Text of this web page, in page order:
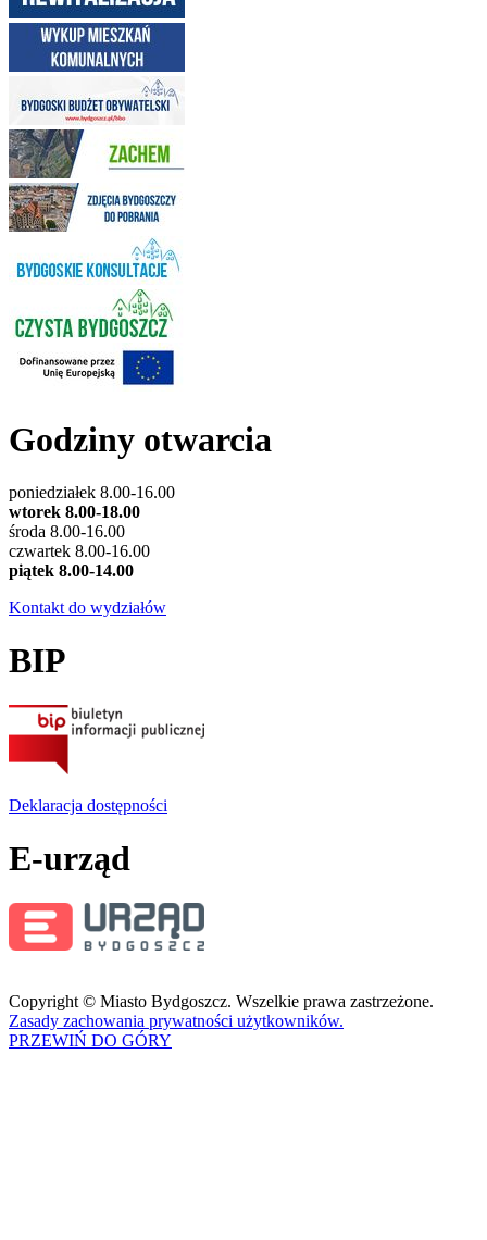
Godziny otwarcia
poniedziałek 8.00-16.00
wtorek 8.00-18.00
środa 8.00-16.00
czwartek 8.00-16.00
piątek 8.00-14.00
Kontakt do wydziałów
BIP
Deklaracja dostępności
E-urząd
Copyright © Miasto Bydgoszcz. Wszelkie prawa zastrzeżone.
Zasady zachowania prywatności użytkowników.
PRZEWIŃ DO GÓRY